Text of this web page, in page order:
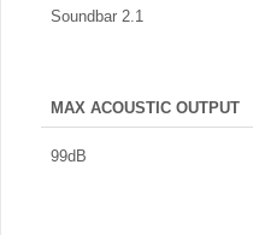
Soundbar 2.1
MAX ACOUSTIC OUTPUT
99dB